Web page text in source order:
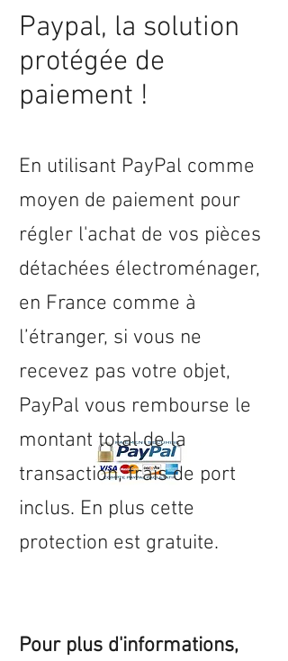
Paypal, la solution
protégée de
paiement !
En utilisant PayPal comme
moyen de paiement pour
régler l'achat de vos pièces
détachées électroménager,
en France comme à
l’étranger, si vous ne
recevez pas votre objet,
PayPal vous rembourse le
montant total de la
transaction, frais de port
inclus. En plus cette
protection est gratuite.
Pour plus d'informations,